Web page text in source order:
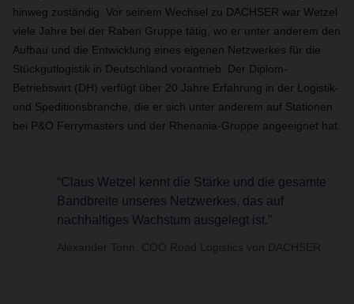
hinweg zuständig. Vor seinem Wechsel zu DACHSER war Wetzel
viele Jahre bei der Raben Gruppe tätig, wo er unter anderem den
Aufbau und die Entwicklung eines eigenen Netzwerkes für die
Stückgutlogistik in Deutschland vorantrieb. Der Diplom-
Betriebswirt (DH) verfügt über 20 Jahre Erfahrung in der Logistik-
und Speditionsbranche, die er sich unter anderem auf Stationen
bei P&O Ferrymasters und der Rhenania-Gruppe angeeignet hat.
“Claus Wetzel kennt die Stärke und die gesamte
Bandbreite unseres Netzwerkes, das auf
nachhaltiges Wachstum ausgelegt ist.”
Alexander Tonn, COO Road Logistics von DACHSER